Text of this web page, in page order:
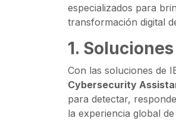
especializados para
transformación digital
1.
Con las soluciones de
Cybersecurity
para detectar,
la experiencia global